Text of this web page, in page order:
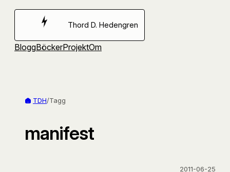
Hoppa
Thord D. Hedengren
BloggBöckerProjektOm
TDH/Tagg
manifest
2011-06-25